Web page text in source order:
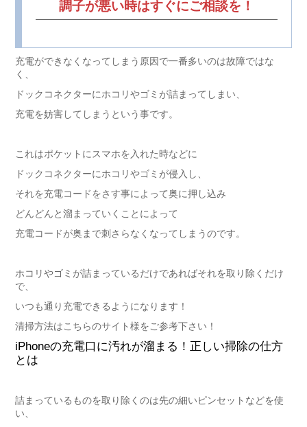
調子が悪い時はすぐにご相談を！
充電ができなくなってしまう原因で一番多いのは故障ではな
く、
ドックコネクターにホコリやゴミが詰まってしまい、
充電を妨害してしまうという事です。
これはポケットにスマホを入れた時などに
ドックコネクターにホコリやゴミが侵入し、
それを充電コードをさす事によって奥に押し込み
どんどんと溜まっていくことによって
充電コードが奥まで刺さらなくなってしまうのです。
ホコリやゴミが詰まっているだけであればそれを取り除くだけ
で、
いつも通り充電できるようになります！
清掃方法はこちらのサイト様をご参考下さい！
iPhoneの充電口に汚れが溜まる！正しい掃除の仕方
とは
詰まっているものを取り除くのは先の細いピンセットなどを使
い、